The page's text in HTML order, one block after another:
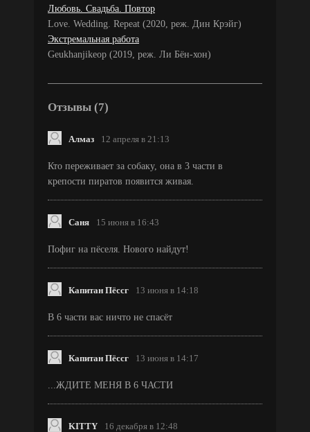
Любовь. Свадьба. Повтор
Love. Wedding. Repeat (2020, реж. Дин Крэйг)
Экстремальная работа
Geukhanjikeop (2019, реж. Ли Бён-хон)
Отзывы (7)
Алмаз 12 апреля в 21:13
Кто переживает за собаку, она в 3 части в
крепости пиратов появится живая.
Саня 15 июня в 16:43
Пофиг на пёселя. Нового найдут!
Капитан Пёссг 13 июня в 14:18
В 6 части вас ничто не спасёт
Капитан Пёссг 13 июня в 14:17
...ЖДИТЕ МЕНЯ В 6 ЧАСТИ
KITTY 16 декабря в 12:48